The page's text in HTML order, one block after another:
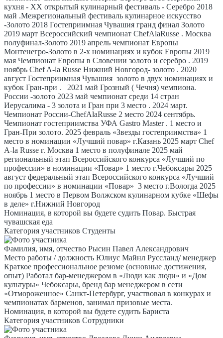
кухня - XX открытый кулинарный фестиваль - Серебро 2018
май .Межрегиональный фестиваль кулинарное искусство
-Золото 2018 Гостеприимная Чувашия гранд финал Золото
2019 март Всероссийский чемпионат ChefAlaRusse . Москва
полуфинал-Золото 2019 апрель чемпионат Европы
Монтенегро-Золото в 2-х номинациях и кубок Европы 2019
мая Чемпионат Европы в Словении золото и серебро . 2019
ноябрь Chef A-la Russe Нижний Новгород- золото . 2020
август Гостеприимная Чувашия золото в двух номинациях и
кубок Гран-при . 2021 май Грозный ( Чечня) чемпиона.
России -золото 2023 май чемпионат среди 14 стран
Иерусалима - 3 золота и Гран при 3 место . 2024 март.
Чемпионат России-ChefAlaRusse 2 место 2024 сентябрь.
Чемпионат гостеприимства УФА Gastro Master . 1 место и
Гран-При золото. 2025 февраль «Звезды гостеприимства» 1
место в номинации «Лучший повар» г.Казань 2025 март Chef
A-la Russe г. Москва 1 место в полуфинале 2025 май
региональный этап Всероссийского конкурса «Лучший по
профессии» в номинации «Повар» 1 место г.Чебоксары 2025
август федеральный этап Всероссийского конкурса «Лучший
по профессии» в номинации «Повар» 3 место г.Вологда 2025
ноябрь 1 место в Первом Волжском кулинарном кубке «Шефы
в деле» г.Нижний Новгород
Номинация, в которой вы будете судить Повар. Быстрая
чувашская еда
Категория участников Студенты
Фамилия, имя, отчество Рысин Павел Александрович
Место работы / должность Юлиус Майнл Руссланд/ менеджер
Краткое профессиональное резюме (основные достижения,
опыт) Работал бар-менеджером в «Люди как люди» и «Дом
культуры» Чебоксары, бренд бар менеджером в сети
«Отмороженное» Санкт-Петербург, участвовал в конкурах и
чемпионатах барменов, занимал призовые места.
Номинация, в которой вы будете судить Бариста
Категория участников Сотрудники